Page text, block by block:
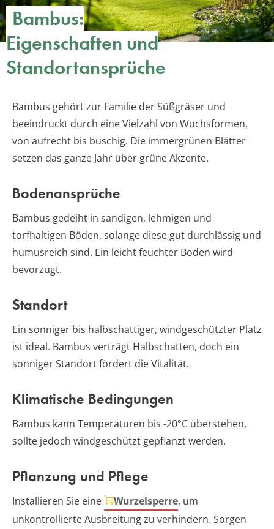
Bambus:
Eigenschaften und
Standortansprüche
Bambus gehört zur Familie der Süßgräser und
beeindruckt durch eine Vielzahl von Wuchsformen,
von aufrecht bis buschig. Die immergrünen Blätter
setzen das ganze Jahr über grüne Akzente.
Bodenansprüche
Bambus gedeiht in sandigen, lehmigen und
torfhaltigen Böden, solange diese gut durchlässig und
humusreich sind. Ein leicht feuchter Boden wird
bevorzugt.
Standort
Ein sonniger bis halbschattiger, windgeschützter Platz
ist ideal. Bambus verträgt Halbschatten, doch ein
sonniger Standort fördert die Vitalität.
Klimatische Bedingungen
Bambus kann Temperaturen bis -20°C überstehen,
sollte jedoch windgeschützt gepflanzt werden.
Pflanzung und Pflege
Installieren Sie eine Wurzelsperre, um
unkontrollierte Ausbreitung zu verhindern. Sorgen